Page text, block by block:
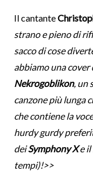
Il cantante
strano e pieno di
sacco di cose
abbiamo una cover
Nekrogoblikon, un
canzone più lunga
che contiene la
hurdy gurdy
deiSymphony Xe il
tempi)!>>